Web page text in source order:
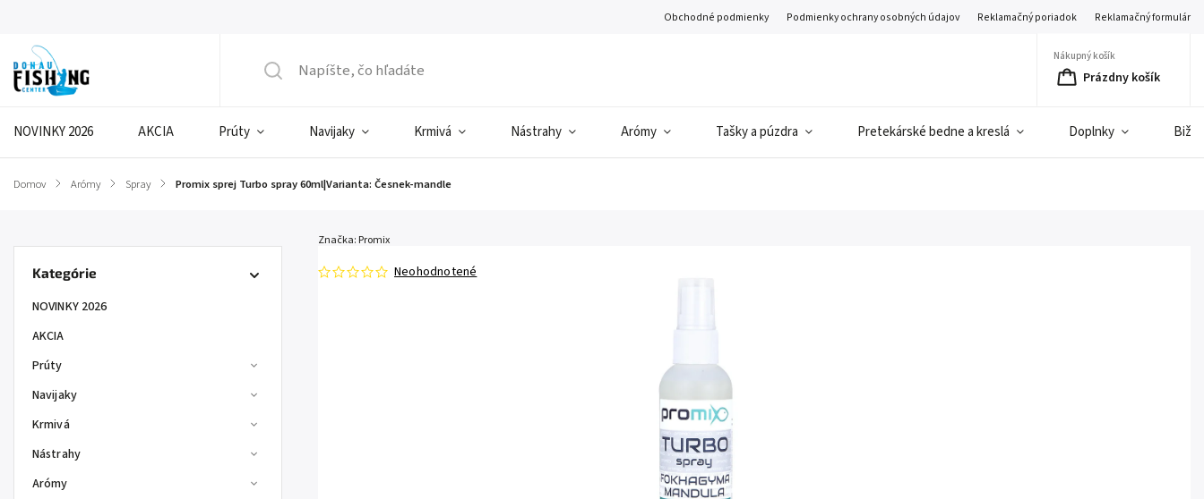
Obchodné podmienky Podmienky ochrany osobných údajov Reklamačný poriadok Reklamačný formulár
Nákupný košík
Prázdny košík
NOVINKY 2026 AKCIA Prúty Navijaky Krmivá Nástrahy Arómy Tašky a púzdra Pretekárské bedne a kreslá Doplnky
Domov / Arómy / Spray / Promix sprej Turbo spray 60ml|Varianta: Česnek-mandle
Kategórie
NOVINKY 2026
AKCIA
Prúty
Navijaky
Krmivá
Nástrahy
Arómy
Neohodnotené
Značka: Promix